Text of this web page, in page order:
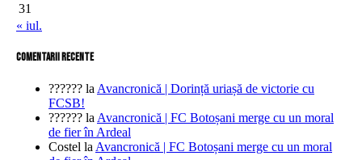
31
« iul.
comentarii recente
?????? la Avancronică | Dorință uriașă de victorie cu
FCSB!
?????? la Avancronică | FC Botoșani merge cu un moral
de fier în Ardeal
Costel la Avancronică | FC Botoșani merge cu un moral